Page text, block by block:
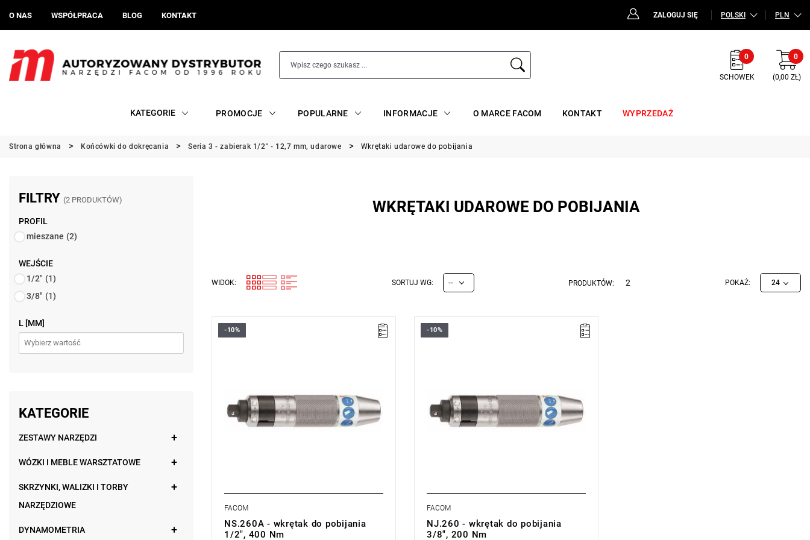
O NAS WSPÓŁPRACA BLOG KONTAKT ZALOGUJ SIĘ POLSKI PLN
0
SCHOWEK
0
(0,00 ZŁ)
KATEGORIE PROMOCJE POPULARNE INFORMACJE O MARCE FACOM KONTAKT WYPRZEDAŻ
Strona główna Końcówki do dokręcania Seria 3 - zabierak 1/2" - 12,7 mm, udarowe Wkrętaki udarowe do pobijania
FILTRY (2 PRODUKTÓW)
PROFIL
mieszane (2)
WEJŚCIE
1/2" (1)
3/8" (1)
L [MM]
KATEGORIE
ZESTAWY NARZĘDZI
WÓZKI I MEBLE WARSZTATOWE
SKRZYNKI, WALIZKI I TORBY
NARZĘDZIOWE
DYNAMOMETRIA
WKRĘTAKI UDAROWE DO POBIJANIA
WIDOK: SORTUJ WG: -- PRODUKTÓW: 2 POKAŻ: 24
• Zabierak 1/2" = 12,7 mm.
Typ gwarancji:E(Bezpłatna wymiana
produktu bez ograniczenia w czasie)
-10%
FACOM
NS.260A - wkrętak do pobijania
1/2", 400 Nm
• Zabierak 3/8" = 9,53 mm.
Typ gwarancji:E(Bezpłatna wymiana
produktu bez ograniczenia w czasie)
-10%
FACOM
NJ.260 - wkrętak do pobijania
3/8", 200 Nm